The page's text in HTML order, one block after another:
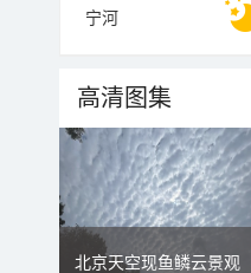
宁河
高清图集
北京天空现鱼鳞云景观